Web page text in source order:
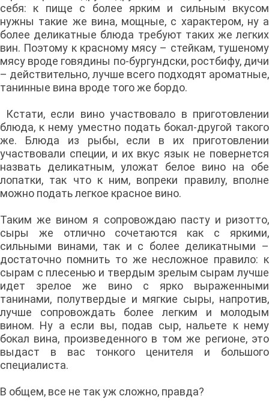
себя: к пище с более ярким и сильным вкусом
нужны такие же вина, мощные, с характером, ну а
более деликатные блюда требуют таких же легких
вин. Поэтому к красному мясу – стейкам, тушеному
мясу вроде говядины по-бургундски, ростбифу, дичи
– действительно, лучше всего подходят ароматные,
танинные вина вроде того же бордо.
Кстати, если вино участвовало в приготовлении
блюда, к нему уместно подать бокал-другой такого
же. Блюда из рыбы, если в их приготовлении
участвовали специи, и их вкус язык не повернется
назвать деликатным, уложат белое вино на обе
лопатки, так что к ним, вопреки правилу, вполне
можно подать легкое красное вино.
Таким же вином я сопровождаю пасту и ризотто,
сыры же отлично сочетаются как с яркими,
сильными винами, так и с более деликатными –
достаточно помнить то же несложное правило: к
сырам с плесенью и твердым зрелым сырам лучше
идет зрелое же вино с ярко выраженными
танинами, полутвердые и мягкие сыры, напротив,
лучше сопровождать более легким и молодым
вином. Ну а если вы, подав сыр, нальете к нему
бокал вина, произведенного в том же регионе, это
выдаст в вас тонкого ценителя и большого
специалиста.
В общем, все не так уж сложно, правда?